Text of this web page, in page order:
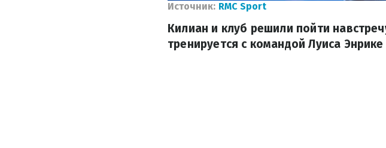
Источник: RMC Sport
Килиан и клуб решили пойти
тренируется с командой Луиса